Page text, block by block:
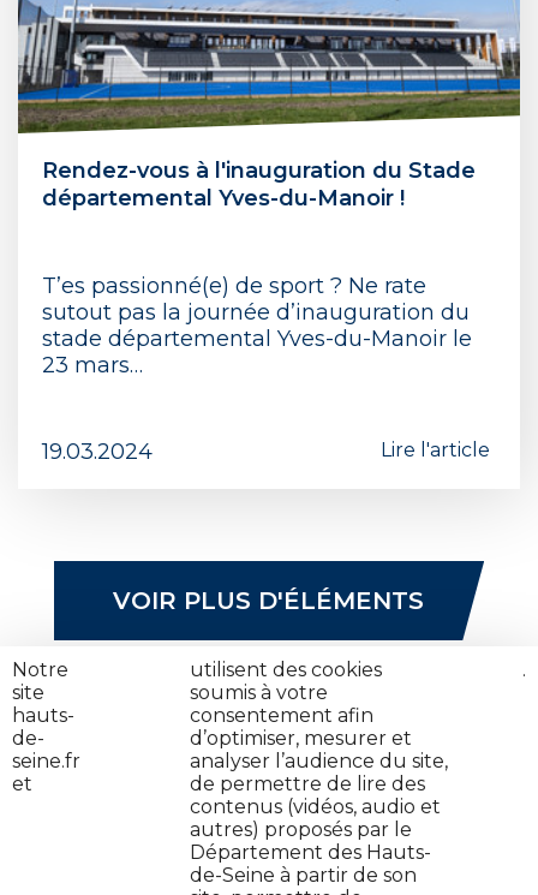
Rendez-vous à l'inauguration du Stade
départemental Yves-du-Manoir !
T’es passionné(e) de sport ? Ne rate
sutout pas la journée d’inauguration du
stade départemental Yves-du-Manoir le
23 mars…
19.03.2024 Lire l'article
VOIR PLUS D'ÉLÉMENTS
Jeune en danger : on t'aide
Notre
site
hauts-
de-
seine.fr
et
utilisent des cookies
soumis à votre
consentement afin
d’optimiser, mesurer et
analyser l’audience du site,
de permettre de lire des
contenus (vidéos, audio et
autres) proposés par le
Département des Hauts-
de-Seine à partir de son
.